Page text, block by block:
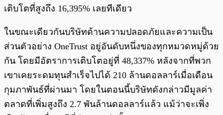
เติบโตที่สูงถึง 16,395% เลยทีเดียว
ในขณะเดียวกันบริษัทด้านความปลอดภัยและความเป็น
ส่วนตัวอย่าง OneTrust อยู่อันดับหนึ่งของทุกหมวดหมู่ด้วย
กัน โดยมีอัตราการเติบโตอยู่ที่ 48,337% หลังจากที่พวก
เขาเคยระดมทุนสำเร็จไปได้ 210 ล้านดอลลาร์เมื่อเดือน
กุมภาพันธ์ที่ผ่านมา โดยในตอนนี้บริษัทดังกล่าวมีมูลค่า
ตลาดที่เพิ่มสูงถึง 2.7 พันล้านดอลลาร์แล้ว แม้ว่าจะเพิ่ง